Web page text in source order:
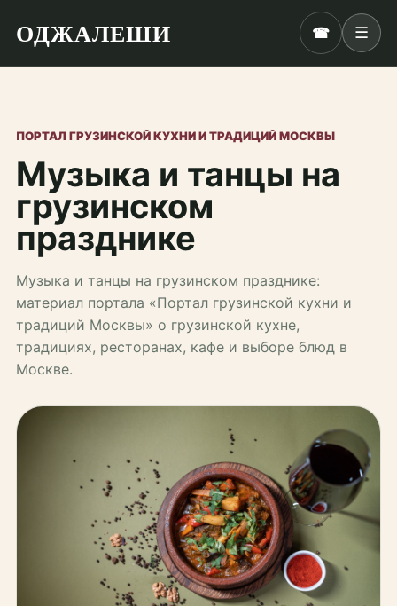
ОДЖАЛЕШИ ☎ ☰
ПОРТАЛ ГРУЗИНСКОЙ КУХНИ И ТРАДИЦИЙ МОСКВЫ
Музыка и танцы на
грузинском
празднике
Музыка и танцы на грузинском празднике:
материал портала «Портал грузинской кухни и
традиций Москвы» о грузинской кухне,
традициях, ресторанах, кафе и выборе блюд в
Москве.